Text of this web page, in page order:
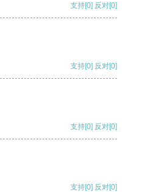
支持[0] 反对[0]
支持[0] 反对[0]
支持[0] 反对[0]
支持[0] 反对[0]